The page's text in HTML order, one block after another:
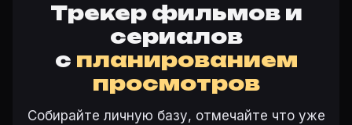
Трекер фильмов и
сериалов
с планированием
просмотров
Собирайте личную базу, отмечайте что уже